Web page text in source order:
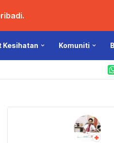
Kesihatan Komuniti